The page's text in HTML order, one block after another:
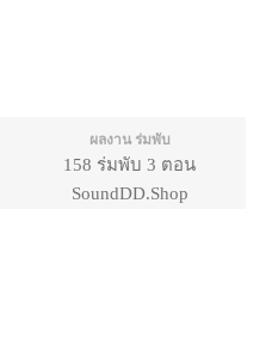
ผลงาน ร่มพับ
158 ร่มพับ 3 ตอน
SoundDD.Shop